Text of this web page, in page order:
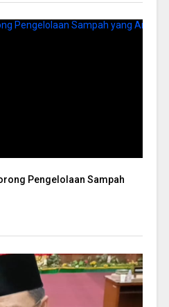
Pengelolaan Sampah